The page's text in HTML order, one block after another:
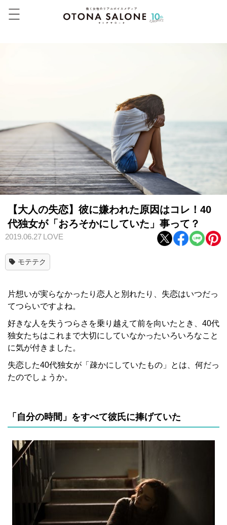
【大人の失恋】彼に嫌われた原因はコレ！40
代独女が「おろそかにしていた」事って？
2019.06.27 LOVE
モテテク
片想いが実らなかったり恋人と別れたり、失恋はいつだっ
てつらいですよね。
好きな人を失うつらさを乗り越えて前を向いたとき、40代
独女たちはこれまで大切にしていなかったいろいろなこと
に気が付きました。
失恋した40代独女が「疎かにしていたもの」とは、何だっ
たのでしょうか。
「自分の時間」をすべて彼氏に捧げていた